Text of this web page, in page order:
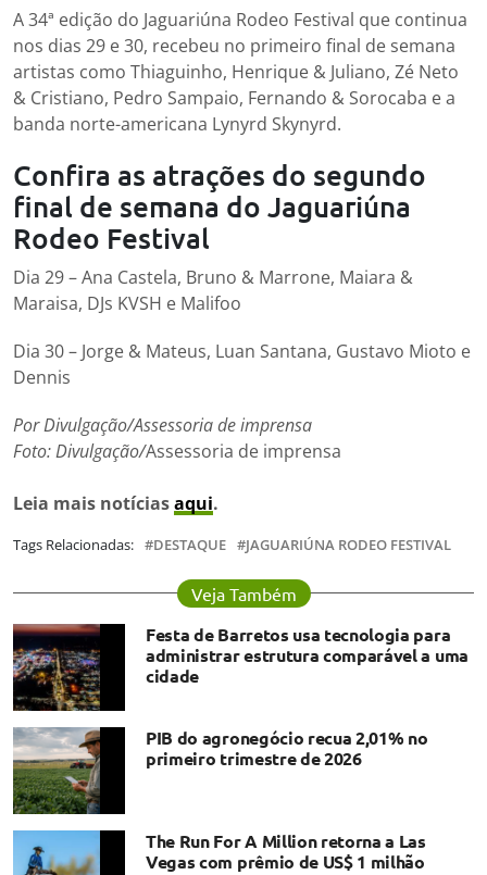
A 34ª edição do Jaguariúna Rodeo Festival que continua
nos dias 29 e 30, recebeu no primeiro final de semana
artistas como Thiaguinho, Henrique & Juliano, Zé Neto
& Cristiano, Pedro Sampaio, Fernando & Sorocaba e a
banda norte-americana Lynyrd Skynyrd.
Confira as atrações do segundo
final de semana do Jaguariúna
Rodeo Festival
Dia 29 – Ana Castela, Bruno & Marrone, Maiara &
Maraisa, DJs KVSH e Malifoo
Dia 30 – Jorge & Mateus, Luan Santana, Gustavo Mioto e
Dennis
Por Divulgação/Assessoria de imprensa
Foto: Divulgação/Assessoria de imprensa
Leia mais notíciasaqui.
Tags Relacionadas: DESTAQUE JAGUARIÚNA RODEO FESTIVAL
Veja Também
Festa de Barretos usa tecnologia para
administrar estrutura comparável a uma
cidade
PIB do agronegócio recua 2,01% no
primeiro trimestre de 2026
The Run For A Million retorna a Las
Vegas com prêmio de US$ 1 milhão